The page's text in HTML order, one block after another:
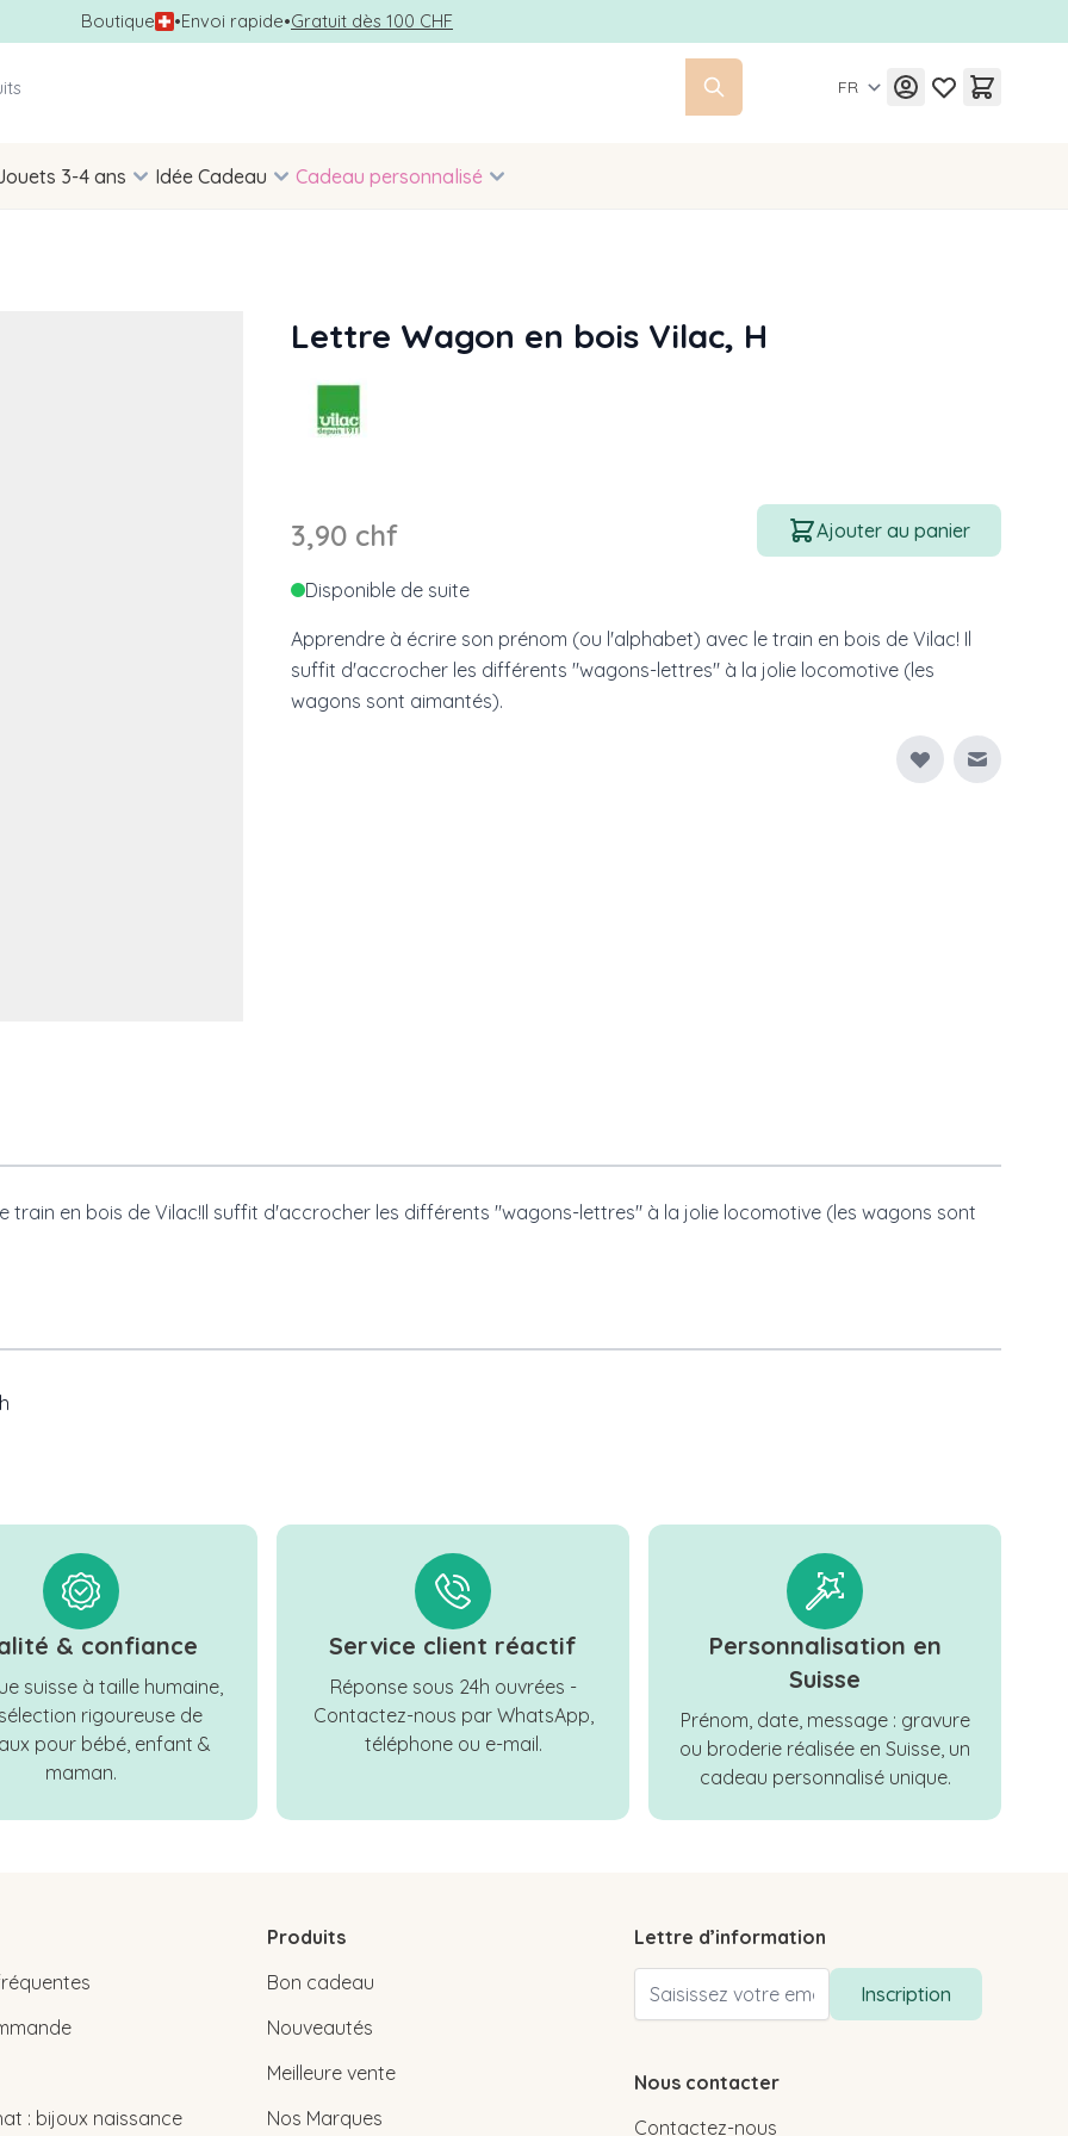
Boutique •Envoi rapide•Gratuit dès 100 CHF
FR
3-4 ans Idée Cadeau Cadeau personnalisé
Lettre Wagon en bois Vilac, H
3,90 chf Quantité
Ajouter au panier
Disponible de suite
Apprendre à écrire son prénom (ou l'alphabet) avec le train en bois de Vilac! Il
suffit d'accrocher les différents "wagons-lettres" à la jolie locomotive (les
wagons sont aimantés).
Envoyer
en bois de Vilac!Il suffit d'accrocher les différents "wagons-lettres" à la jolie locomotive (les wagons sont
& confiance
suisse à taille humaine,
rigoureuse de
pour bébé, enfant &
maman.
Service client réactif
Réponse sous 24h ouvrées -
Contactez-nous par WhatsApp,
téléphone ou e-mail.
Personnalisation en
Suisse
Prénom, date, message : gravure
ou broderie réalisée en Suisse, un
cadeau personnalisé unique.
: bijoux naissance
Produits
Bon cadeau
Nouveautés
Meilleure vente
Nos Marques
Lettre d’information
Adresse email
Inscription
Nous contacter
Contactez-nous